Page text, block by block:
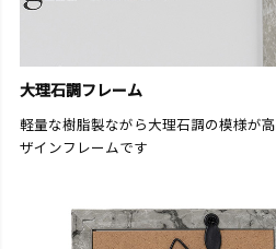
大理石調フレーム
軽量な樹脂製ながら大理石調の模様が
ザインフレームです